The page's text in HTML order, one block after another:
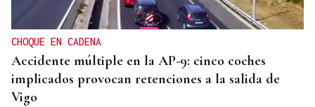
CHOQUE EN CADENA
Accidente múltiple en la AP-9: cinco coches
implicados provocan retenciones a la salida de
Vigo